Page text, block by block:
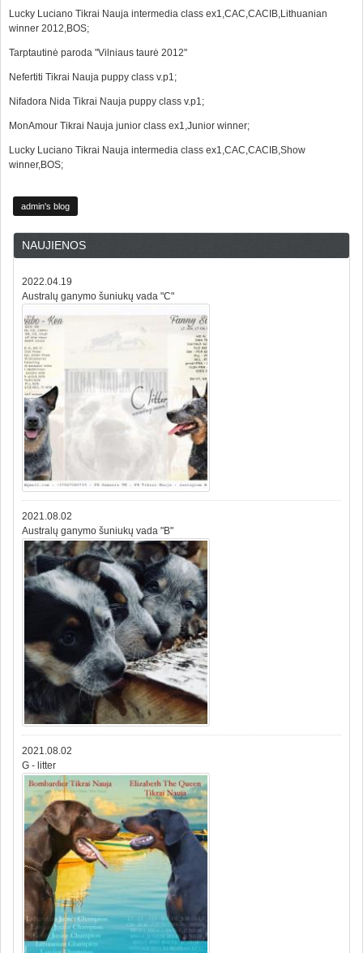
Lucky Luciano Tikrai Nauja intermedia class ex1,CAC,CACIB,Lithuanian
winner 2012,BOS;
Tarptautinė paroda "Vilniaus taurė 2012"
Nefertiti Tikrai Nauja puppy class v.p1;
Nifadora Nida Tikrai Nauja puppy class v.p1;
MonAmour Tikrai Nauja junior class ex1,Junior winner;
Lucky Luciano Tikrai Nauja intermedia class ex1,CAC,CACIB,Show
winner,BOS;
admin's blog
NAUJIENOS
2022.04.19
Australų ganymo šuniukų vada "C"
2021.08.02
Australų ganymo šuniukų vada "B"
2021.08.02
G - litter